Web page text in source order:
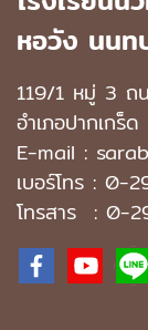
หอวัง นนท
119/1 หมู่ 3 ถ
อำเภอปากเกร็ด
E-mail :
เบอร์โทร : 0-
โทรสาร : 0-